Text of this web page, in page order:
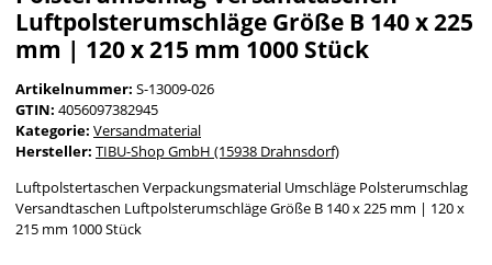
Luftpolsterumschläge Größe B 140 x 225
mm | 120 x 215 mm 1000 Stück
Artikelnummer: S-13009-026
GTIN: 4056097382945
Kategorie: Versandmaterial
Hersteller: TIBU-Shop GmbH (15938 Drahnsdorf)
Luftpolstertaschen Verpackungsmaterial Umschläge Polsterumschlag
Versandtaschen Luftpolsterumschläge Größe B 140 x 225 mm | 120 x
215 mm 1000 Stück